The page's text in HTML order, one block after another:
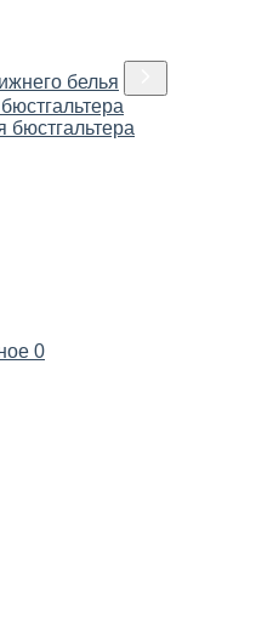
белья
бюстгальтера
0